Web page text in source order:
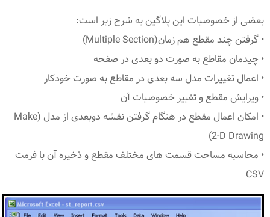
بعضی از خصوصیات این پلاگین به شرح زیر است:
• گرفتن چند مقطع هم زمان(Multiple Section)
• چیدمان مقاطع به صورت دو بعدی در صفحه
• اعمال تغییرات مدل سه بعدی در مقاطع به صورت خودکار
• ویرایش مقطع و تغییر خصوصیات آن
• امکان اعمال مقطع در هنگام گرفتن نقشه دوبعدی از مدل (Make
2-D Drawing)
• محاسبه مساحت قسمت های مختلف مقطع و ذخیره آن با فرمت
CSV